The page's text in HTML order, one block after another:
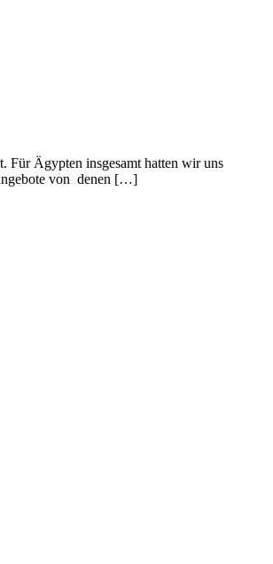
Für Ägypten insgesamt hatten wir uns
von denen […]